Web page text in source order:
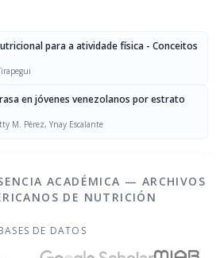
para a atividade física - Conceitos
en jóvenes venezolanos por estrato
M. Pérez, Ynay Escalante
ACADÉMICA — ARCHIVOS
DE NUTRICIÓN
DE DATOS